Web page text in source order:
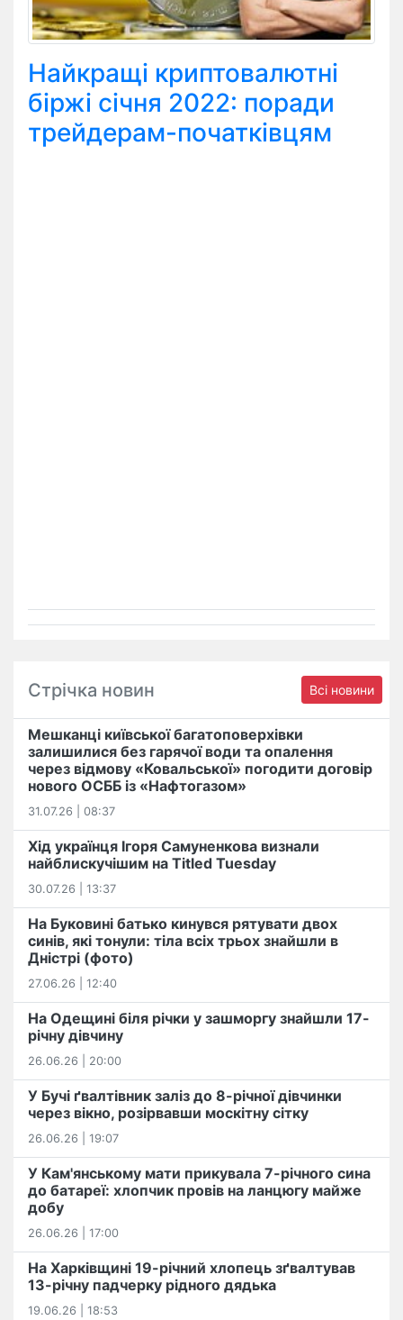
Найкращі криптовалютні
біржі січня 2022: поради
трейдерам-початківцям
Стрічка новин Всі новини
Мешканці київської багатоповерхівки
залишилися без гарячої води та опалення
через відмову «Ковальської» погодити договір
нового ОСББ із «Нафтогазом»
31.07.26 | 08:37
Хід українця Ігоря Самуненкова визнали
найблискучішим на Titled Tuesday
30.07.26 | 13:37
На Буковині батько кинувся рятувати двох
синів, які тонули: тіла всіх трьох знайшли в
Дністрі (фото)
27.06.26 | 12:40
На Одещині біля річки у зашморгу знайшли 17-
річну дівчину
26.06.26 | 20:00
У Бучі ґвалтівник заліз до 8-річної дівчинки
через вікно, розірвавши москітну сітку
26.06.26 | 19:07
У Кам'янському мати прикувала 7-річного сина
до батареї: хлопчик провів на ланцюгу майже
добу
26.06.26 | 17:00
На Харківщині 19-річний хлопець​ ️зґвалтував
13-річну падчерку рідного дядька
19.06.26 | 18:53